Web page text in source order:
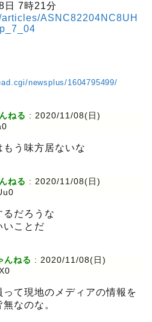
7時21分
ASNC82204NC8UH
newsplus/1604795499/
ねる : 2020/11/08(日)
う味方居ないな
ねる : 2020/11/08(日)
るだろうな
いことだ
んねる : 2020/11/08(日)
て現地のメディアの情報を
なのな。